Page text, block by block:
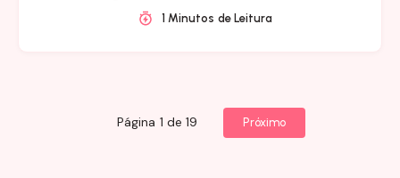
1 Minutos de Leitura
Página 1 de 19 Próximo